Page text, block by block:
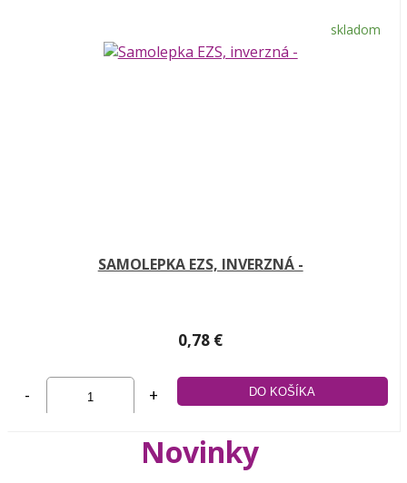
skladom
SAMOLEPKA EZS, INVERZNÁ -
0,78 €
- +
Novinky